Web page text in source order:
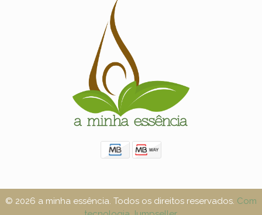
© 2026 a minha essência. Todos os direitos reservados. Com